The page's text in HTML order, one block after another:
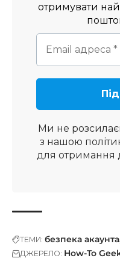
отримувати
Ми не
з нашою
для отримання
ТЕМИ: безпека акаунта
ДЖЕРЕЛО: How-To